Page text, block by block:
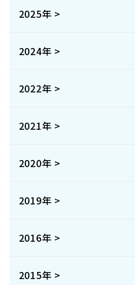
2025年 >
2024年 >
2022年 >
2021年 >
2020年 >
2019年 >
2016年 >
2015年 >